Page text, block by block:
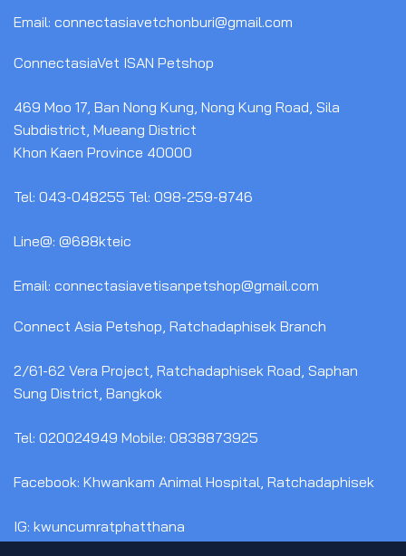
Email: connectasiavetchonburi@gmail.com
ConnectasiaVet ISAN Petshop
469 Moo 17, Ban Nong Kung, Nong Kung Road, Sila
Subdistrict, Mueang District
Khon Kaen Province 40000
Tel: 043-048255 Tel: 098-259-8746
Line@: @688kteic
Email: connectasiavetisanpetshop@gmail.com
Connect Asia Petshop, Ratchadaphisek Branch
2/61-62 Vera Project, Ratchadaphisek Road, Saphan
Sung District, Bangkok
Tel: 020024949 Mobile: 0838873925
Facebook: Khwankam Animal Hospital, Ratchadaphisek
IG: kwuncumratphatthana